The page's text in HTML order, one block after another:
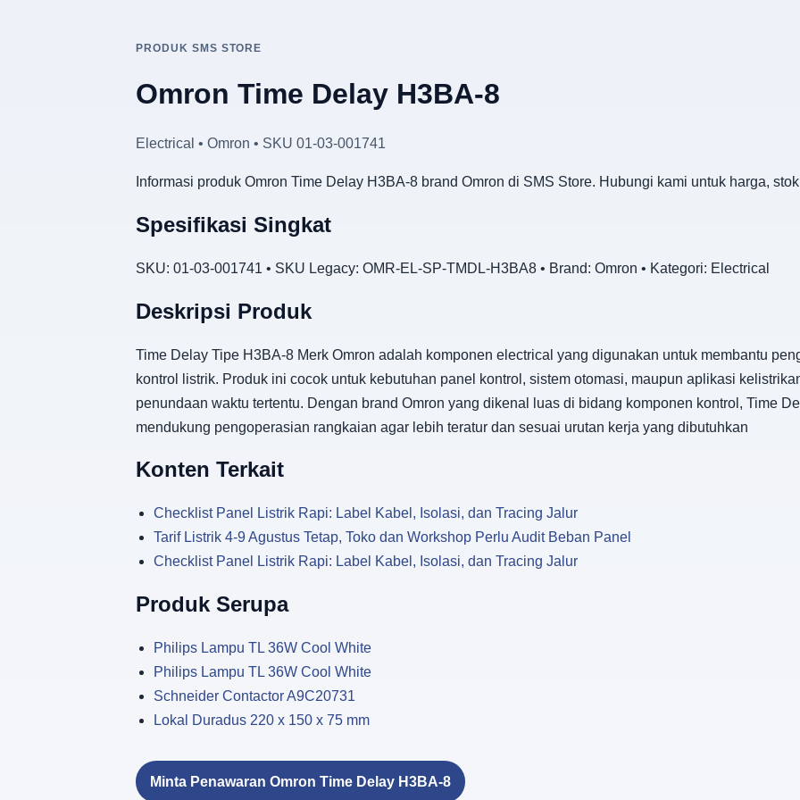
PRODUK SMS STORE
Omron Time Delay H3BA-8
Electrical • Omron • SKU 01-03-001741
Informasi produk Omron Time Delay H3BA-8 brand Omron di SMS Store. Hubungi kami untuk harga,
Spesifikasi Singkat
SKU: 01-03-001741 • SKU Legacy: OMR-EL-SP-TMDL-H3BA8 • Brand: Omron • Kategori: Electrical
Deskripsi Produk
Time Delay Tipe H3BA-8 Merk Omron adalah komponen electrical yang digunakan untuk membantu
kontrol listrik. Produk ini cocok untuk kebutuhan panel kontrol, sistem otomasi, maupun aplikasi
penundaan waktu tertentu. Dengan brand Omron yang dikenal luas di bidang komponen kontrol, Time
mendukung pengoperasian rangkaian agar lebih teratur dan sesuai urutan kerja yang dibutuhkan
Konten Terkait
Checklist Panel Listrik Rapi: Label Kabel, Isolasi, dan Tracing Jalur
Tarif Listrik 4-9 Agustus Tetap, Toko dan Workshop Perlu Audit Beban Panel
Checklist Panel Listrik Rapi: Label Kabel, Isolasi, dan Tracing Jalur
Produk Serupa
Philips Lampu TL 36W Cool White
Philips Lampu TL 36W Cool White
Schneider Contactor A9C20731
Lokal Duradus 220 x 150 x 75 mm
Minta Penawaran Omron Time Delay H3BA-8